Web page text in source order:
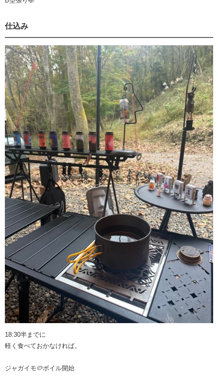
仕込み
18:30半までに
軽く食べておかなければ。
ジャガイモ🥔ボイル開始